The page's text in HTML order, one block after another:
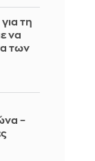
τη
να
των
–